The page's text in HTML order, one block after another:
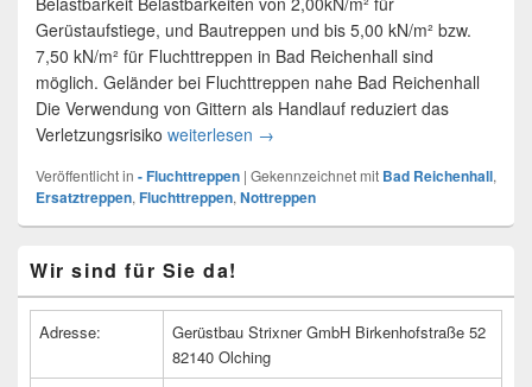
Gerüstaufstiege, und Bautreppen und bis 5,00 kN/m² bzw.
7,50 kN/m² für Fluchttreppen in Bad Reichenhall sind
möglich. Geländer bei Fluchttreppen nahe Bad Reichenhall
Die Verwendung von Gittern als Handlauf reduziert das
Verletzungsrisiko weiterlesen Fluchttreppen für Bad Reichenhall
→
Veröffentlicht in - Fluchttreppen | Gekennzeichnet mit Bad Reichenhall,
Ersatztreppen, Fluchttreppen, Nottreppen
Seitenleisten
Widget-
Wir sind für Sie da!
Adresse:
Gerüstbau Strixner GmbH Birkenhofstraße 52
82140 Olching